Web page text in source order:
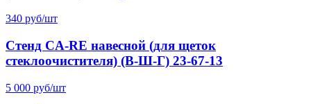
340 руб/шт
Стенд CA-RE навесной (для щеток
стеклоочистителя) (В-Ш-Г) 23-67-13
5 000 руб/шт